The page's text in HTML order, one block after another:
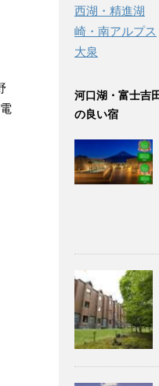
西湖・精進湖
崎・南アルプス
大泉
河口湖・富士吉
の良い宿